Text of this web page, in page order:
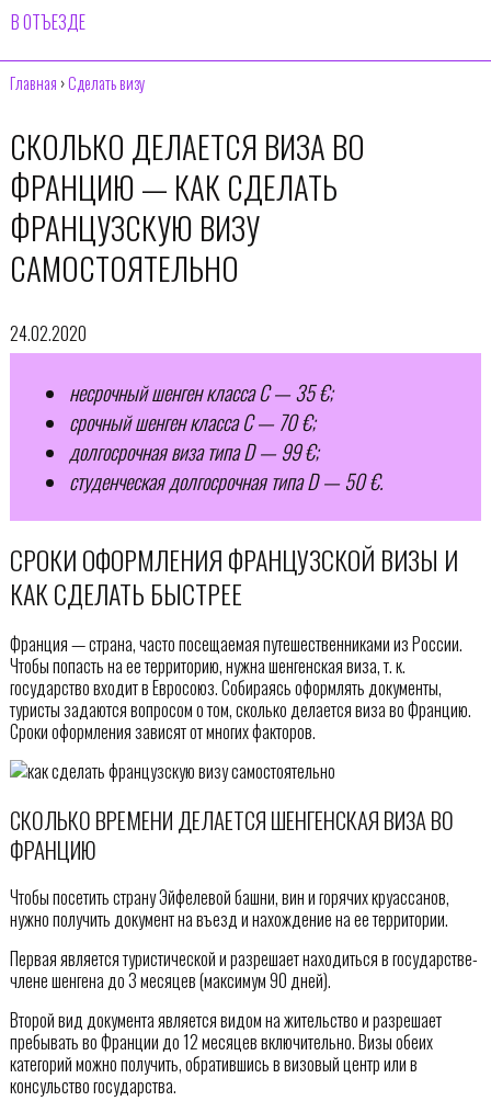
В ОТЪЕЗДЕ
Главная ›Сделать визу
СКОЛЬКО ДЕЛАЕТСЯ ВИЗА ВО
ФРАНЦИЮ — КАК СДЕЛАТЬ
ФРАНЦУЗСКУЮ ВИЗУ
САМОСТОЯТЕЛЬНО
24.02.2020
несрочный шенген класса С — 35 €;
срочный шенген класса С — 70 €;
долгосрочная виза типа D — 99 €;
студенческая долгосрочная типа D — 50 €.
СРОКИ ОФОРМЛЕНИЯ ФРАНЦУЗСКОЙ ВИЗЫ И
КАК СДЕЛАТЬ БЫСТРЕЕ
Франция — страна, часто посещаемая путешественниками из России.
Чтобы попасть на ее территорию, нужна шенгенская виза, т. к.
государство входит в Евросоюз. Собираясь оформлять документы,
туристы задаются вопросом о том, сколько делается виза во Францию.
Сроки оформления зависят от многих факторов.
СКОЛЬКО ВРЕМЕНИ ДЕЛАЕТСЯ ШЕНГЕНСКАЯ ВИЗА ВО
ФРАНЦИЮ
Чтобы посетить страну Эйфелевой башни, вин и горячих круассанов,
нужно получить документ на въезд и нахождение на ее территории.
Первая является туристической и разрешает находиться в государстве-
члене шенгена до 3 месяцев (максимум 90 дней).
Второй вид документа является видом на жительство и разрешает
пребывать во Франции до 12 месяцев включительно. Визы обеих
категорий можно получить, обратившись в визовый центр или в
консульство государства.